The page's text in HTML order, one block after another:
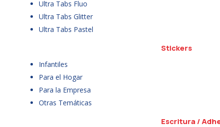
Ultra Tabs Fluo
Ultra Tabs Glitter
Ultra Tabs Pastel
Stickers
Infantiles
Para el Hogar
Para la Empresa
Otras Temáticas
Escritura /